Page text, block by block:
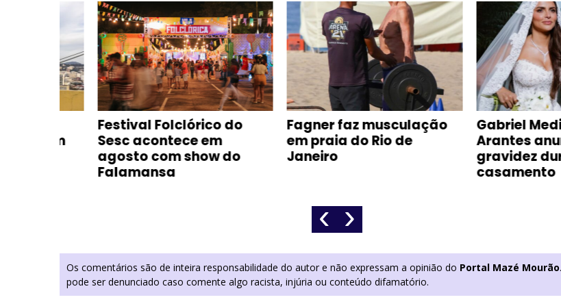
Festival Folclórico do
Sesc acontece em
agosto com show do
Falamansa
Fagner faz musculação
em praia do Rio de
Janeiro
Gabriel Medina e
Arantes
gravidez durante
casamento
‹ ›
Os comentários são de inteira responsabilidade do autor e não expressam a opinião do Portal Mazé Mourão
pode ser denunciado caso comente algo racista, injúria ou conteúdo difamatório.